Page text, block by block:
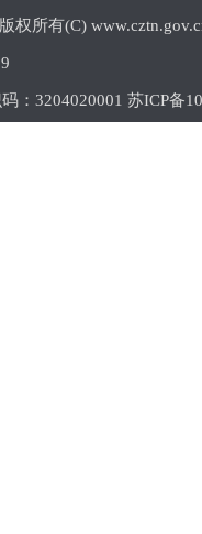
权所有(C)
：3204020001 苏ICP备